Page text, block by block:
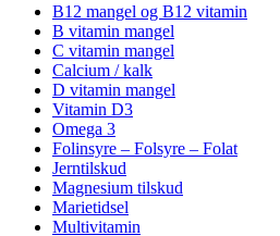
B12 mangel og B12 vitamin
B vitamin mangel
C vitamin mangel
Calcium / kalk
D vitamin mangel
Vitamin D3
Omega 3
Folinsyre – Folsyre – Folat
Jerntilskud
Magnesium tilskud
Marietidsel
Multivitamin